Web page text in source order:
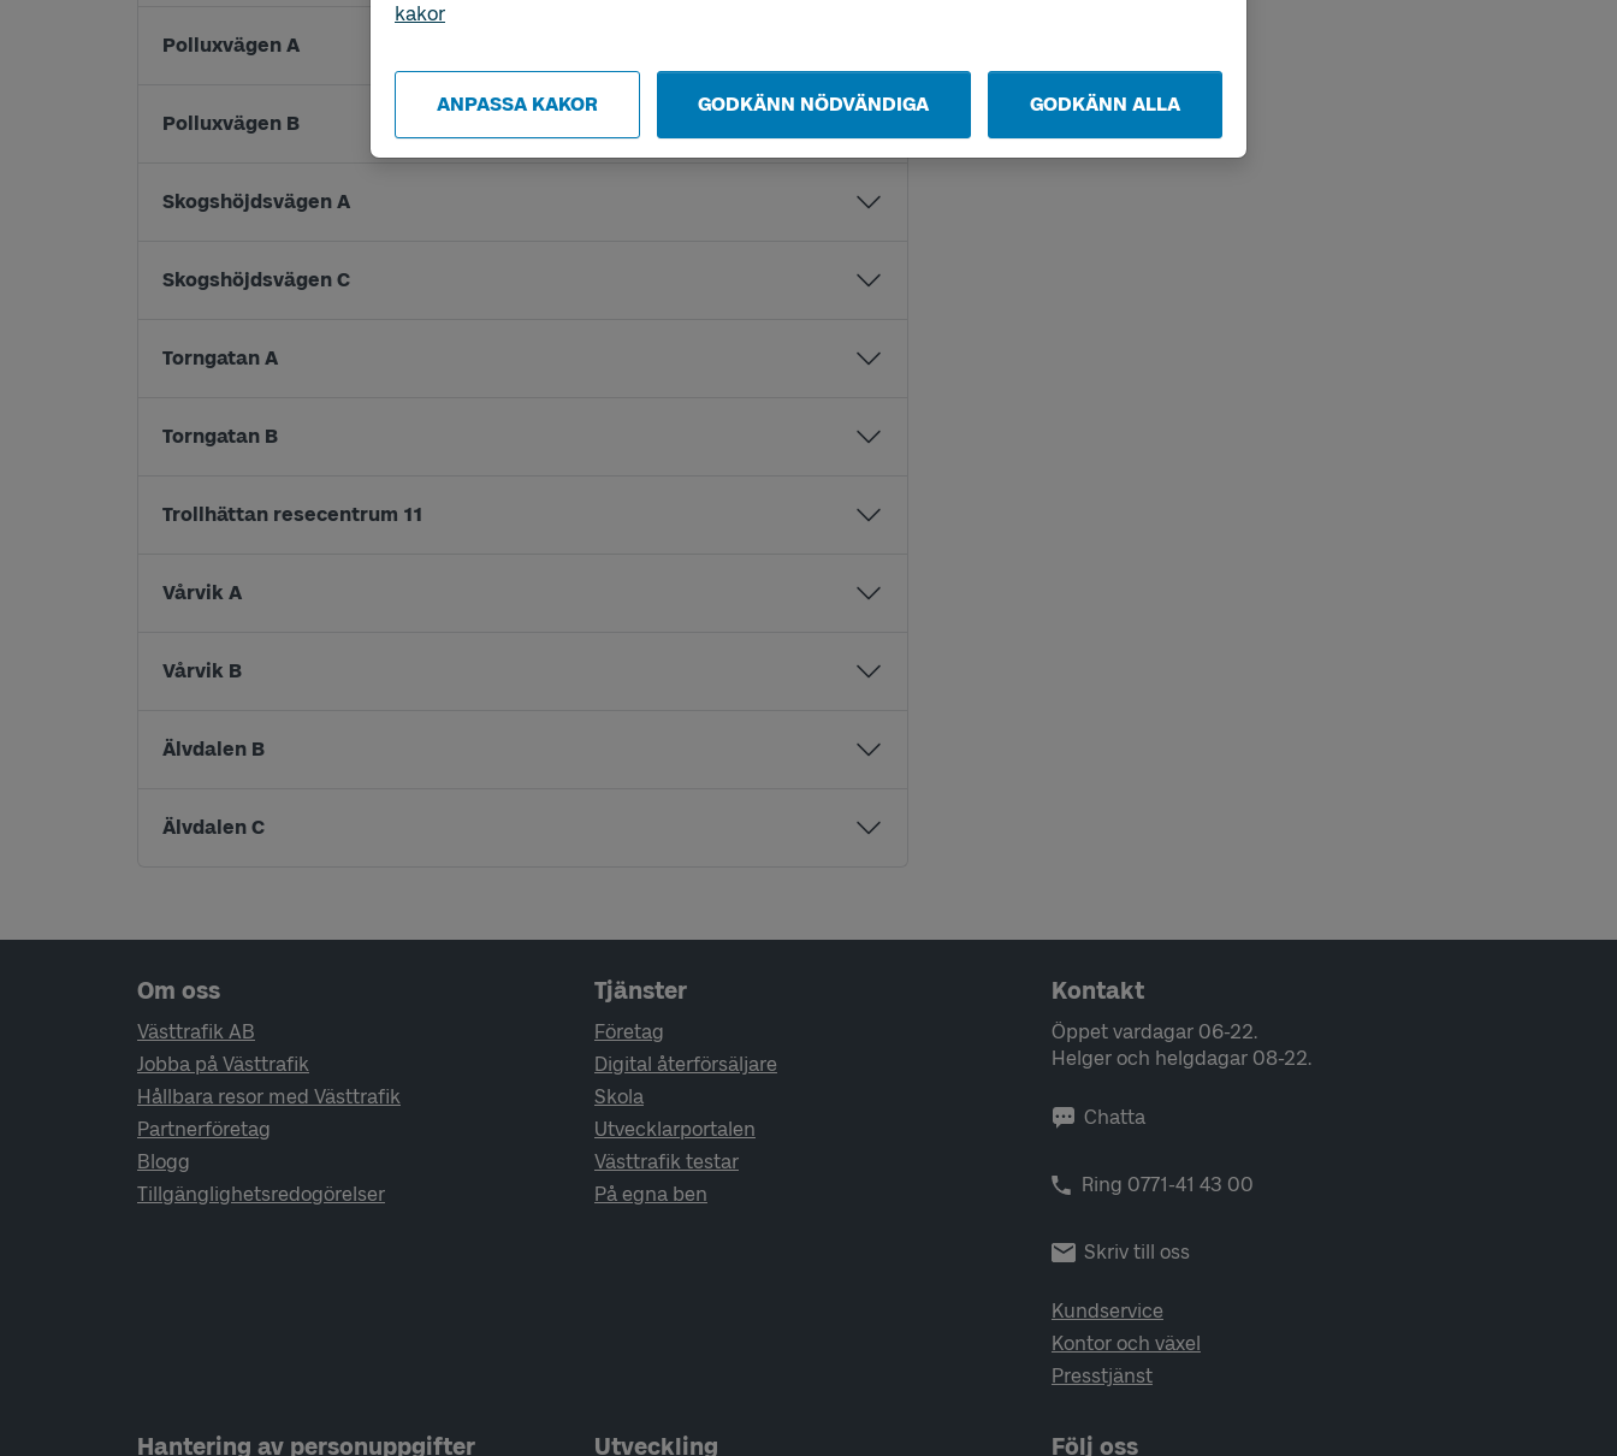
kakor
ANPASSA KAKOR GODKÄNN NÖDVÄNDIGA GODKÄNN ALLA
Polluxvägen A
Polluxvägen B
Skogshöjdsvägen A
Skogshöjdsvägen C
Torngatan A
Torngatan B
Trollhättan resecentrum 11
Vårvik A
Vårvik B
Älvdalen B
Älvdalen C
Sidfotsnavigering
Om oss
Västtrafik AB
Jobba på Västtrafik
Hållbara resor med Västtrafik
Partnerföretag
Blogg
Tillgänglighetsredogörelser
Tjänster
Företag
Digital återförsäljare
Skola
Utvecklarportalen
Västtrafik testar
På egna ben
Kontakt
Öppet vardagar 06-22.
Helger och helgdagar 08-22.
Chatta
Ring 0771-41 43 00
Skriv till oss
Kundservice
Kontor och växel
Presstjänst
Hantering av personuppgifter Utveckling Följ oss